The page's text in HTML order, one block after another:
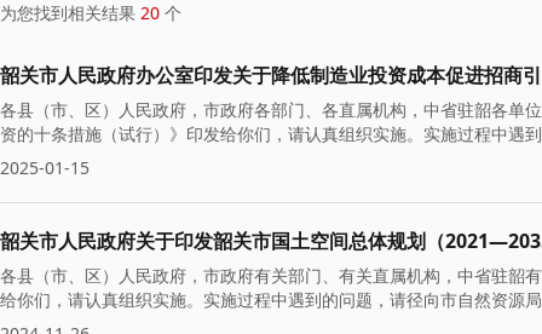
为您找到相关结果 20 个
韶关市人民政府办公室印发关于降低制造业投资成本促进招商
各县（市、区）人民政府，市政府各部门、各直属机构，中省驻韶各单
资的十条措施（试行）》印发给你们，请认真组织实施。实施过程中遇
2025-01-15
韶关市人民政府关于印发韶关市国土空间总体规划（
各县（市、区）人民政府，市政府有关部门、有关直属机构，中省驻
给你们，请认真组织实施。实施过程中遇到的问题，请径向市自然资源